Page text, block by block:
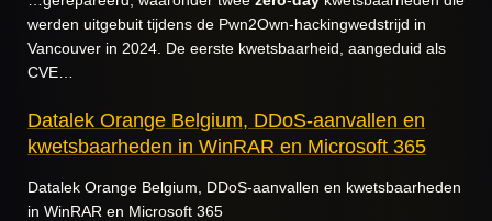
werden uitgebuit tijdens de Pwn2Own-hackingwedstrijd in
Vancouver in 2024. De eerste kwetsbaarheid, aangeduid als
CVE…
Datalek Orange Belgium, DDoS-aanvallen en
kwetsbaarheden in WinRAR en Microsoft 365
Datalek Orange Belgium, DDoS-aanvallen en kwetsbaarheden
in WinRAR en Microsoft 365